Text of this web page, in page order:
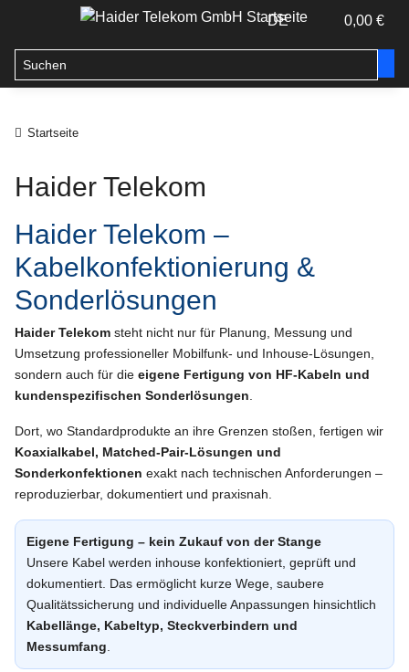
DE 0,00 €
Startseite
Haider Telekom
Haider Telekom –
Kabelkonfektionierung &
Sonderlösungen
Haider Telekom steht nicht nur für Planung, Messung und
Umsetzung professioneller Mobilfunk- und Inhouse-Lösungen,
sondern auch für die eigene Fertigung von HF-Kabeln und
kundenspezifischen Sonderlösungen
Dort, wo Standardprodukte an ihre Grenzen stoßen, fertigen wir
Koaxialkabel, Matched-Pair-Lösungen und
Sonderkonfektionen exakt nach technischen Anforderungen –
reproduzierbar, dokumentiert und praxisnah.
Eigene Fertigung – kein Zukauf von der Stange
Unsere Kabel werden inhouse konfektioniert, geprüft und
dokumentiert. Das ermöglicht kurze Wege, saubere
Qualitätssicherung und individuelle Anpassungen hinsichtlich
Kabellänge, Kabeltyp, Steckverbindern und
Messumfang